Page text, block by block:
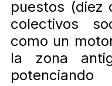
puestos (diez
colectivos
como un
la zona